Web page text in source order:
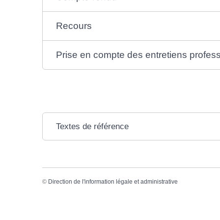
Recours
Prise en compte des entretiens
Textes de référence
© Direction de l'information légale et administrative